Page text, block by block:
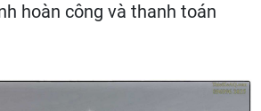
hoàn công và thanh toán